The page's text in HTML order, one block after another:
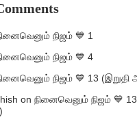
நிஜம் 💙 1
நிஜம் 💙 4
நிஜம் 💙 13 (இறுதி
on நினைவெனும் நிஜம் 💙 13